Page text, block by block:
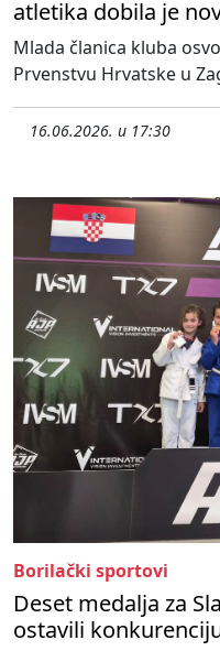
atletika dobila je
Mlada članica kluba
Prvenstvu Hrvatske u
16.06.2026. u 17:30
Borilački sportovi
Deset medalja za
ostavili